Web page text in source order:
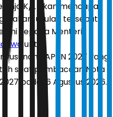
K/L akan mencapai
usulan tersebut
kepada Menteri
untuk
RAPBN 2027 yang
saat pembacaan Nota
pada 16 Agustus 2026.